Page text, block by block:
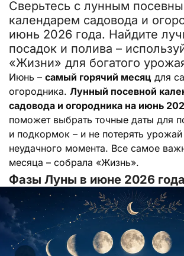
Сверьтесь с лунным
календарем садовода и
июнь 2026 года. Найдите
посадок и полива –
«Жизни» для богатого
Июнь – самый горячий месяц для
огородника. Лунный посевной
садовода и огородника на июнь
поможет выбрать точные даты для
и подкормок – и не потерять урожай
неудачного момента. Все самое
месяца – собрала «Жизнь».
Фазы Луны в июне 2026 года